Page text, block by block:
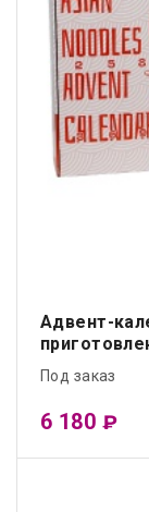
Адвент-
Под заказ
6 180 ₽